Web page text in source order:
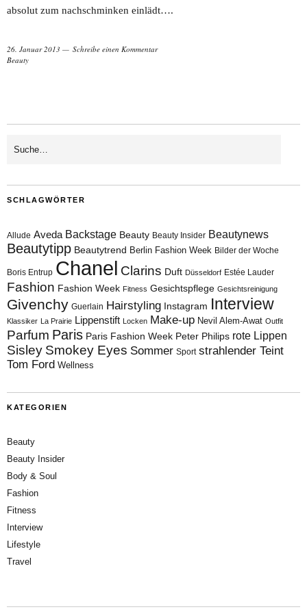
absolut zum nachschminken einlädt….
26. Januar 2013
Schreibe einen Kommentar
Beauty
SCHLAGWÖRTER
Allude Aveda Backstage Beauty Beauty Insider Beautynews
Beautytipp Beautytrend Berlin Fashion Week Bilder der Woche
Boris Entrup Chanel Clarins Duft Düsseldorf Estée Lauder
Fashion Fashion Week Fitness Gesichtspflege Gesichtsreinigung
Givenchy Guerlain Hairstyling Instagram Interview
Klassiker La Prairie Lippenstift Locken Make-up Nevil Alem-Awat Outfit
Parfum Paris Paris Fashion Week Peter Philips rote Lippen
Sisley Smokey Eyes Sommer Sport strahlender Teint
Tom Ford Wellness
KATEGORIEN
Beauty
Beauty Insider
Body & Soul
Fashion
Fitness
Interview
Lifestyle
Travel